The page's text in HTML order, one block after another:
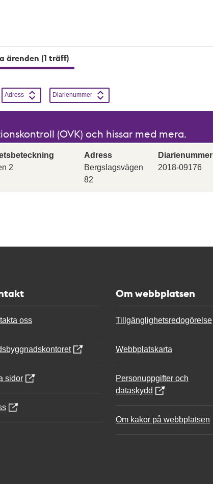
ärenden (1 träff)
Sortering skiftar mellan stigande och fallande ordning.
Sortera på
AdressStigande Sortera på
DiarienummerStigande
(OVK) och hissar med mera.
2
Adress
Bergslagsvägen
82
Diarienummer
2018-09176
oss
sidor
Om webbplatsen
Tillgänglighetsredogörelse
Webbplatskarta
Personuppgifter och
dataskydd
Om kakor på webbplatsen